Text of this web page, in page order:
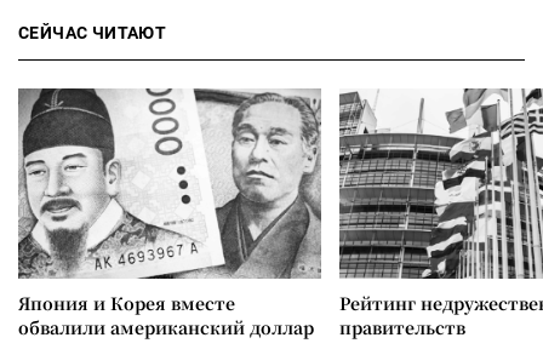
СЕЙЧАС ЧИТАЮТ
Япония и Корея вместе
обвалили американский доллар
Рейтинг
правительств